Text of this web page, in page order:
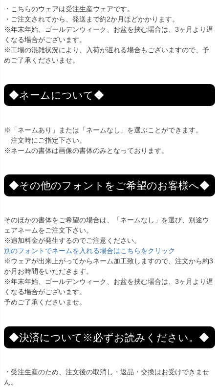
・こちらのウェアは受注生産ウェアです。
・ご注文されてから、発送まで約2か月ほどかかります。
※年末年始、ゴールデンウィーク、お盆を挟む場合は、3ヶ月より遅
くなる場合がございます。
※工場の混雑状況により、入荷が遅れる場合もございますので、予
めご了承くださいませ。
◆ネームについて◆
※「ネームあり」または「ネームなし」を選ぶことができます。
注文時にご指定下さい。
※ネームの書体は画像の書体のみとなっております。
◆その他のフォントをご希望のお客様へ◆
そのほかの書体をご希望の場合は、「ネームなし」を選び、別途ウ
ェアネームをご注文下さい。
※追加料金が発生するのでご注意ください。
別のフォントでネームを入れる場合はこちらをクリック
※ウェアが出来上がってからネーム加工致しますので、注文から約3
か月お時間をいただきます。
※年末年始、ゴールデンウィーク、お盆を挟む場合は、3ヶ月より遅
くなる場合がございます。
予めご了承くださいませ。
◆決済について※必ずお読みください。◆
・受注生産のため、注文後の取消し・返品・交換はお受けできませ
ん。